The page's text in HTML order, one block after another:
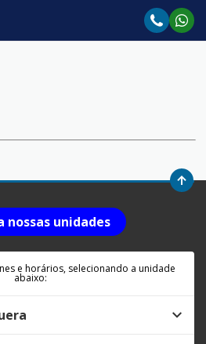
nossas unidades
e horários, selecionando a unidade
abaixo: